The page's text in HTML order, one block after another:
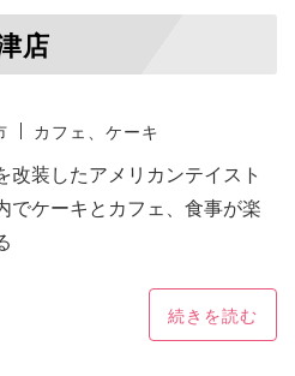
店
カフェ、ケーキ
改装したアメリカンテイスト
でケーキとカフェ、食事が楽
続きを読む